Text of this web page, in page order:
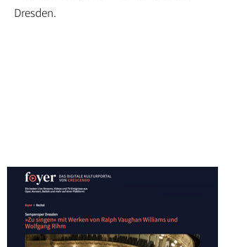
Dresden.